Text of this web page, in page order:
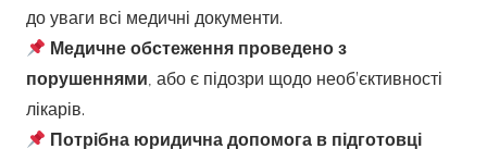
до уваги всі медичні документи.
Медичне обстеження проведено з
порушеннями, або є підозри щодо необ’єктивності
лікарів.
Потрібна юридична допомога в підготовці